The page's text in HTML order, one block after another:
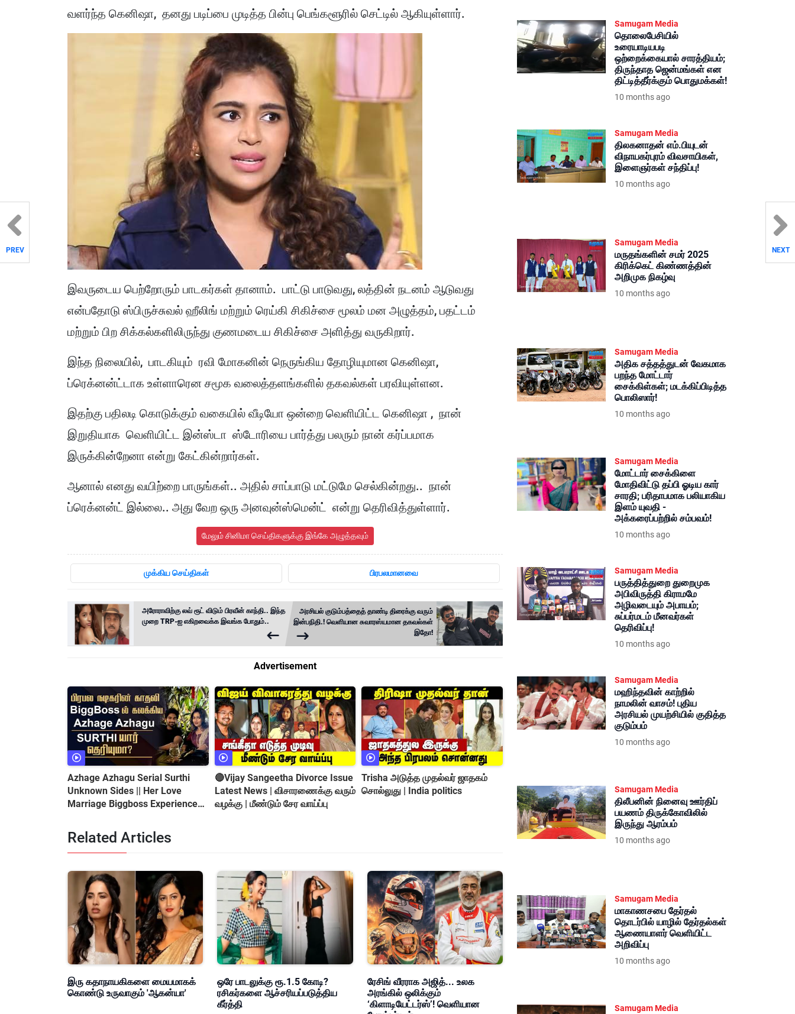
வளர்ந்த கெனிஷா, தனது படிப்பை முடித்த பின்பு பெங்களூரில் செட்டில் ஆகியுள்ளார்.
இவருடைய பெற்றோரும் பாடகர்கள் தானாம். பாட்டு பாடுவது, லத்தின் நடனம் ஆடுவது
என்பதோடு ஸ்பிருச்சுவல் ஹீலிங் மற்றும் ரெய்கி சிகிச்சை மூலம் மன அழுத்தம், பதட்டம்
மற்றும் பிற சிக்கல்களிலிருந்து குணமடைய சிகிச்சை அளித்து வருகிறார்.
இந்த நிலையில், பாடகியும் ரவி மோகனின் நெருங்கிய தோழியுமான கெனிஷா,
ப்ரெக்னன்ட்டாக உள்ளாரென சமூக வலைத்தளங்களில் தகவல்கள் பரவியுள்ளன.
இதற்கு பதிலடி கொடுக்கும் வகையில் வீடியோ ஒன்றை வெளியிட்ட கெனிஷா , நான்
இறுதியாக வெளியிட்ட இன்ஸ்டா ஸ்டோரியை பார்த்து பலரும் நான் கர்ப்பமாக
இருக்கின்றேனா என்று கேட்கின்றார்கள்.
ஆனால் எனது வயிற்றை பாருங்கள்.. அதில் சாப்பாடு மட்டுமே செல்கின்றது.. நான்
ப்ரெக்னன்ட் இல்லை.. அது வேற ஒரு அனவுன்ஸ்மென்ட் என்று தெரிவித்துள்ளார்.
மேலும் சினிமா செய்திகளுக்கு இங்கே அழுத்தவும்
முக்கிய செய்திகள் பிரபலமானவை
அரோராவிற்கு லவ் ரூட் விடும் பிரவீன் காந்தி.. இந்த
முறை TRP-ஐ எகிறவைக்க இவங்க போதும்..
அரசியல் குடும்பத்தைத் தாண்டி திரைக்கு வரும்
இன்பநிதி.! வெளியான சுவாரஸ்யமான தகவல்கள்
இதோ!
PREV NEXT
Advertisement
Azhage Azhagu Serial Surthi
Unknown Sides || Her Love
Marriage Biggboss Experience
🔴Vijay Sangeetha Divorce Issue
Latest News | விசாரணைக்கு வரும்
வழக்கு | மீண்டும் சேர வாய்ப்பு
Trisha அடுத்த முதல்வர் ஜாதகம்
சொல்லுது | India politics
Related Articles
இரு கதாநாயகிகளை மையமாகக்
கொண்டு உருவாகும் 'ஆகன்யா'
ஒரே பாடலுக்கு ரூ.1.5 கோடி?
ரசிகர்களை ஆச்சரியப்படுத்திய
கீர்த்தி
ரேசிங் வீரராக அஜித்... உலக
அரங்கில் ஒலிக்கும்
‘கிளாடியேட்டர்ஸ்’! வெளியான
Samugam Media
தொலைபேசியில்
உரையாடியபடி
ஒற்றைக்கையால் சாரத்தியம்;
திருந்தாத ஜென்மங்கள் என
திட்டித்தீர்க்கும் பொதுமக்கள்!
10 months ago
Samugam Media
திலகனாதன் எம்.பியுடன்
விநாயகர்புரம் விவசாயிகள்,
இளைஞர்கள் சந்திப்பு!
10 months ago
Samugam Media
மருதங்களின் சமர் 2025
கிரிக்கெட் கிண்ணத்தின்
அறிமுக நிகழ்வு
10 months ago
Samugam Media
அதிக சத்தத்துடன் வேகமாக
பறந்த மோட்டார்
சைக்கிள்கள்; மடக்கிப்பிடித்த
பொலிஸார்!
10 months ago
Samugam Media
மோட்டார் சைக்கிளை
மோதிவிட்டு தப்பி ஓடிய கார்
சாரதி; பரிதாபமாக பலியாகிய
இளம் யுவதி -
அக்கரைப்பற்றில் சம்பவம்!
10 months ago
Samugam Media
பருத்தித்துறை துறைமுக
அபிவிருத்தி கிராமமே
அழிவடையும் அபாயம்;
சுப்பர்மடம் மீனவர்கள்
தெரிவிப்பு!
10 months ago
Samugam Media
மஹிந்தவின் காற்றில்
நாமலின் வாசம்! புதிய
அரசியல் முயற்சியில் குதித்த
குடும்பம்
10 months ago
Samugam Media
திலீபனின் நினைவு ஊர்திப்
பயணம் திருக்கோவிலில்
இருந்து ஆரம்பம்
10 months ago
Samugam Media
மாகாணசபை தேர்தல்
தொடர்பில் யாழில் தேர்தல்கள்
ஆணையாளர் வெளியிட்ட
அறிவிப்பு
10 months ago
Samugam Media